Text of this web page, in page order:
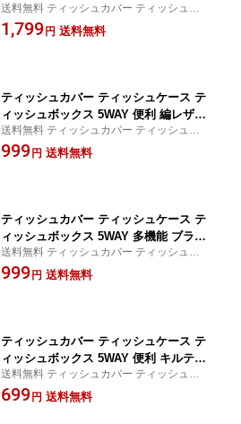
能 平置き 壁掛け 吊り下げ つるせる 吊
るす かけれる 掛け 置ける ヘッドレス
送料無料 ティッシュカバー ティッシュケー
ス ティッシュボックス おしゃれ 5通り 多機
能 平置き 壁掛け 吊り下げ 掛け マジックテ
1,799 円 送料無料
ティッシュカバー ティッシュケース テ
ィッシュボックス 5WAY 便利 編レザー
調 ブラック 黒 高級感 多機能 平置き 壁
掛け 吊り下げ 掛けれる 置ける マジッ
送料無料 ティッシュカバー ティッシュケー
ス ティッシュボックス 5WAY 便利 編レザ
ー調 黒 高級感 多機能 平置き 吊り下げ マジ
999 円 送料無料
ティッシュカバー ティッシュケース テ
ィッシュボックス 5WAY 多機能 ブラッ
ク 黒 高級感 カーボン調 消臭 竹炭入り
平置き 壁掛け 掛けれる マジックテープ
送料無料 ティッシュカバー ティッシュケー
ス ティッシュボックス 多機能 黒 高級感 カ
ーボン調 消臭 竹炭入り 平置き 掛けれる マ
999 円 送料無料
ティッシュカバー ティッシュケース テ
ィッシュボックス 5WAY 便利 キルティ
ング ブラック 黒 高級感 車 おしゃれ オ
フィス 多機能 平置き 壁掛け 吊り下げ
送料無料 ティッシュカバー ティッシュケー
ス ティッシュボックス 5WAY 便利 キルテ
ィング ブラック 黒 高級感 車 おしゃれ オフ
699 円 送料無料